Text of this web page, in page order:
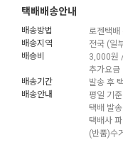
택배배송안내
배송방법
로젠택
배송지역
전국 (일
배송비
3,000원
추가요금
배송기간
발송 후
배송안내
평일 기
택배 발
택배사
(반품)수